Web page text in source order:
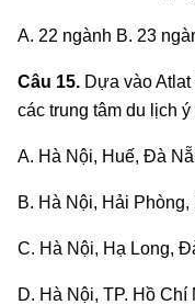
A. 22 ngành B. 23
Câu 15. Dựa vào
các trung tâm du lịch
A. Hà Nội, Huế, Đà
B. Hà Nội, Hải
C. Hà Nội, Hạ Long,
D. Hà Nội, TP. Hồ